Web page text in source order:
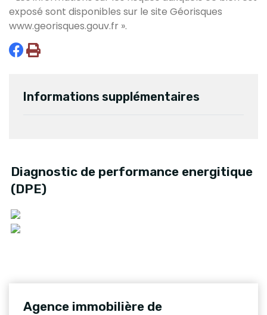
exposé sont disponibles sur le site Géorisques
www.georisques.gouv.fr ».
Informations supplémentaires
Diagnostic de performance energitique
(DPE)
Agence immobilière de